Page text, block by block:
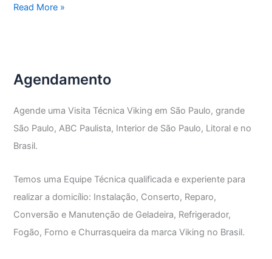
Assistência
Read More »
Agendamento
Agende uma Visita Técnica Viking em São Paulo, grande
São Paulo, ABC Paulista, Interior de São Paulo, Litoral e no
Brasil.
Temos uma Equipe Técnica qualificada e experiente para
realizar a domicílio: Instalação, Conserto, Reparo,
Conversão e Manutenção de Geladeira, Refrigerador,
Fogão, Forno e Churrasqueira da marca Viking no Brasil.